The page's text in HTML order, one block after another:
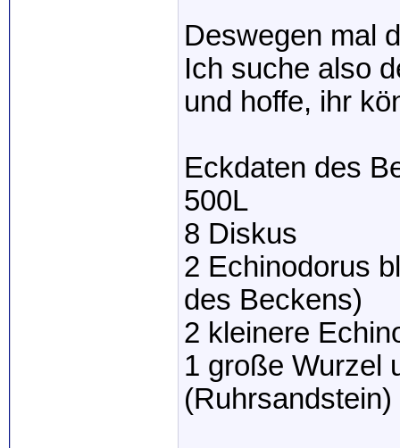
Deswegen mal
Ich suche also
und hoffe, ihr
Eckdaten des
500L
8 Diskus
2 Echinodorus
des Beckens)
2 kleinere
1 große Wurzel
(Ruhrsandstein)